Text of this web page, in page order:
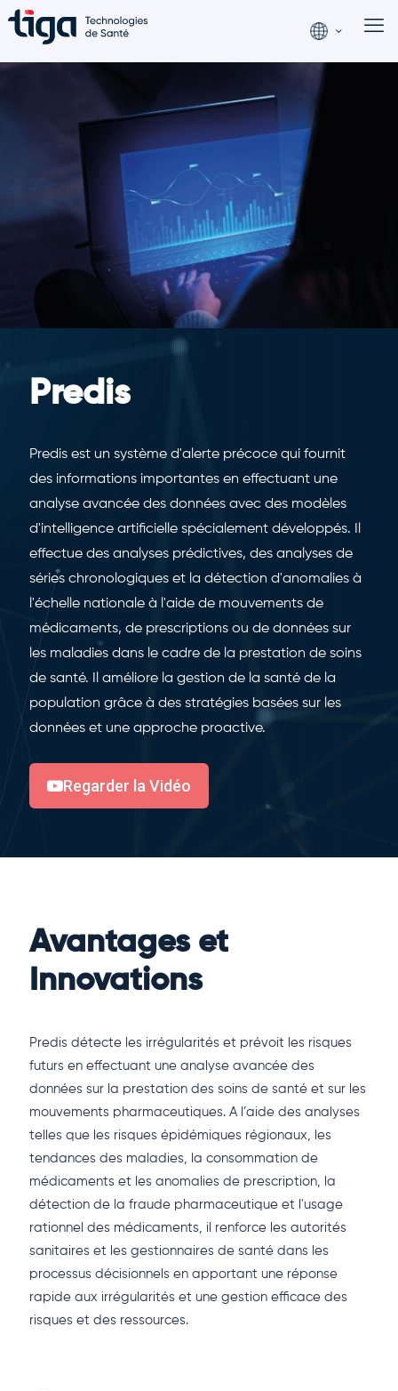
Predis
Predis est un système d'alerte précoce qui fournit
des informations importantes en effectuant une
analyse avancée des données avec des modèles
d'intelligence artificielle spécialement développés. Il
effectue des analyses prédictives, des analyses de
séries chronologiques et la détection d'anomalies à
l'échelle nationale à l'aide de mouvements de
médicaments, de prescriptions ou de données sur
les maladies dans le cadre de la prestation de soins
de santé. Il améliore la gestion de la santé de la
population grâce à des stratégies basées sur les
données et une approche proactive.
Regarder la Vidéo
Avantages et
Innovations
Predis détecte les irrégularités et prévoit les risques
futurs en effectuant une analyse avancée des
données sur la prestation des soins de santé et sur les
mouvements pharmaceutiques. A l’aide des analyses
telles que les risques épidémiques régionaux, les
tendances des maladies, la consommation de
médicaments et les anomalies de prescription, la
détection de la fraude pharmaceutique et l'usage
rationnel des médicaments, il renforce les autorités
sanitaires et les gestionnaires de santé dans les
processus décisionnels en apportant une réponse
rapide aux irrégularités et une gestion efficace des
risques et des ressources.